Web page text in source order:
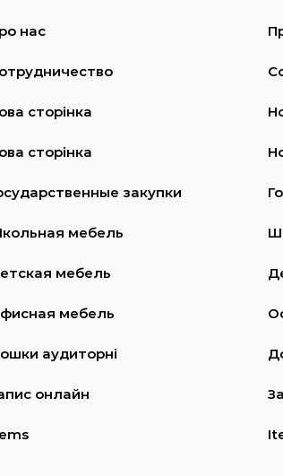
нас
сторінка
сторінка
закупки
мебель
мебель
мебель
аудиторні
онлайн